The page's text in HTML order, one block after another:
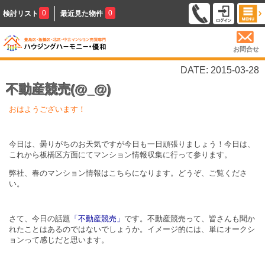
検討リスト 0 最近見た物件 0
お問合せ
DATE: 2015-03-28
不動産競売(@_@)
おはようございます！
今日は、曇りがちのお天気ですが今日も一日頑張りましょう！今日は、
これから板橋区方面にてマンション情報収集に行って参ります。
弊社、春のマンション情報はこちらになります。どうぞ、ご覧くださ
い。
さて、今日の話題 「不動産競売」 です。不動産競売って、皆さんも聞か
れたことはあるのではないでしょうか。イメージ的には、単にオークシ
ョンって感じだと思います。